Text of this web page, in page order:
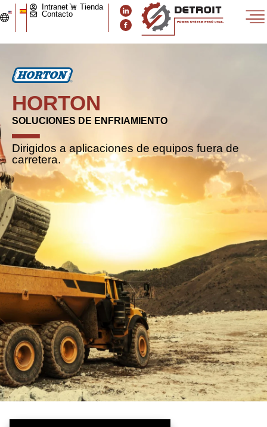
Intranet
Tienda
Contacto
HORTON
SOLUCIONES DE ENFRIAMIENTO
Dirigidos a aplicaciones de equipos fuera de
carretera.